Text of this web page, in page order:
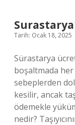
Tarih: Ocak 18, 2025
Sürastarya
boşaltmada
sebeplerden
kesilir, ancak
ödemekle
nedir?